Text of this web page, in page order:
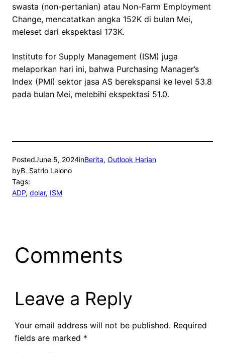
swasta (non-pertanian) atau Non-Farm Employment
Change, mencatatkan angka 152K di bulan Mei,
meleset dari ekspektasi 173K.
Institute for Supply Management (ISM) juga
melaporkan hari ini, bahwa Purchasing Manager’s
Index (PMI) sektor jasa AS berekspansi ke level 53.8
pada bulan Mei, melebihi ekspektasi 51.0.
PostedJune 5, 2024inBerita, Outlook Harian
byB. Satrio Lelono
Tags:
ADP, dolar, ISM
Comments
Leave a Reply
Your email address will not be published. Required
fields are marked *